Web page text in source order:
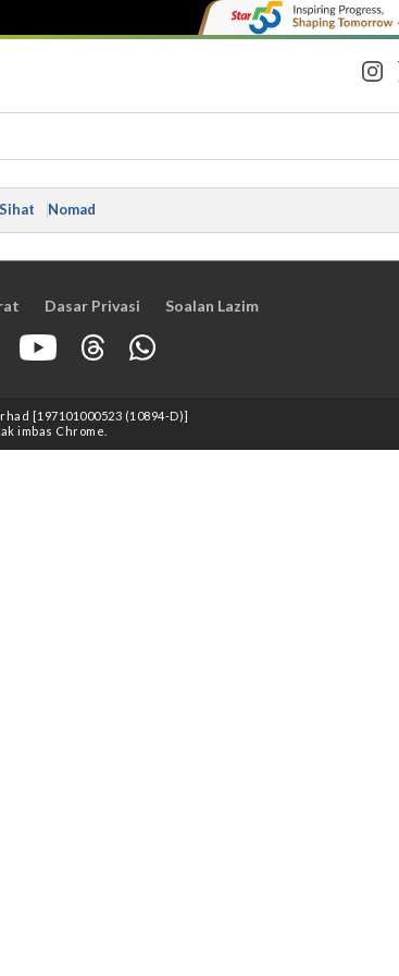
Sihat Nomad
Dasar Privasi Soalan Lazim
[197101000523 (10894-D)]
imbas Chrome.